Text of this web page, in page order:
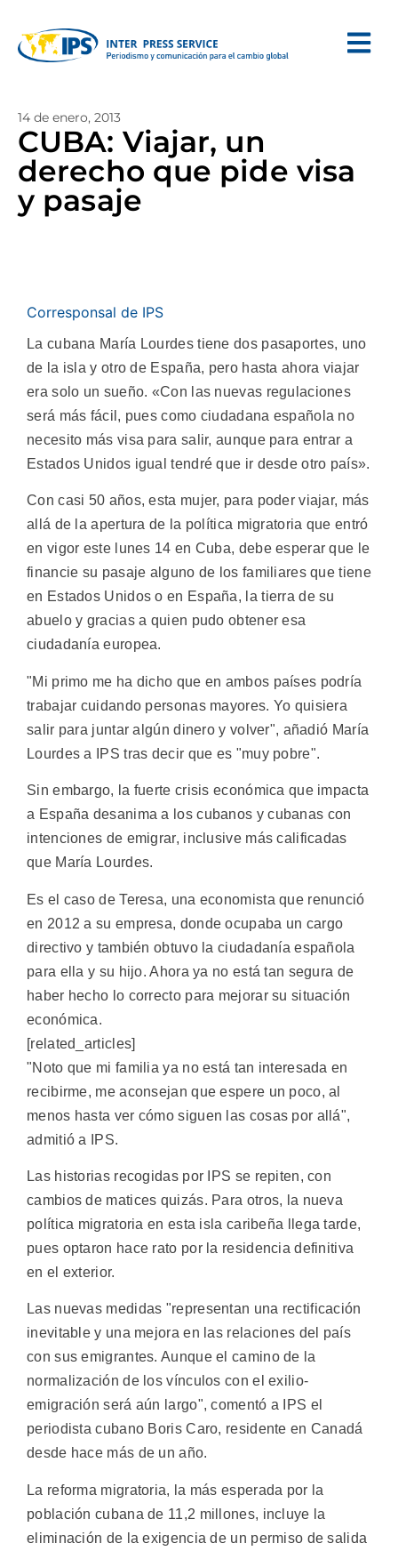
14 de enero, 2013
CUBA: Viajar, un
derecho que pide visa
y pasaje
Corresponsal de IPS
La cubana María Lourdes tiene dos pasaportes, uno
de la isla y otro de España, pero hasta ahora viajar
era solo un sueño. «Con las nuevas regulaciones
será más fácil, pues como ciudadana española no
necesito más visa para salir, aunque para entrar a
Estados Unidos igual tendré que ir desde otro país».
Con casi 50 años, esta mujer, para poder viajar, más
allá de la apertura de la política migratoria que entró
en vigor este lunes 14 en Cuba, debe esperar que le
financie su pasaje alguno de los familiares que tiene
en Estados Unidos o en España, la tierra de su
abuelo y gracias a quien pudo obtener esa
ciudadanía europea.
"Mi primo me ha dicho que en ambos países podría
trabajar cuidando personas mayores. Yo quisiera
salir para juntar algún dinero y volver", añadió María
Lourdes a IPS tras decir que es "muy pobre".
Sin embargo, la fuerte crisis económica que impacta
a España desanima a los cubanos y cubanas con
intenciones de emigrar, inclusive más calificadas
que María Lourdes.
Es el caso de Teresa, una economista que renunció
en 2012 a su empresa, donde ocupaba un cargo
directivo y también obtuvo la ciudadanía española
para ella y su hijo. Ahora ya no está tan segura de
haber hecho lo correcto para mejorar su situación
económica.
[related_articles]
"Noto que mi familia ya no está tan interesada en
recibirme, me aconsejan que espere un poco, al
menos hasta ver cómo siguen las cosas por allá",
admitió a IPS.
Las historias recogidas por IPS se repiten, con
cambios de matices quizás. Para otros, la nueva
política migratoria en esta isla caribeña llega tarde,
pues optaron hace rato por la residencia definitiva
en el exterior.
Las nuevas medidas "representan una rectificación
inevitable y una mejora en las relaciones del país
con sus emigrantes. Aunque el camino de la
normalización de los vínculos con el exilio-
emigración será aún largo", comentó a IPS el
periodista cubano Boris Caro, residente en Canadá
desde hace más de un año.
La reforma migratoria, la más esperada por la
población cubana de 11,2 millones, incluye la
eliminación de la exigencia de un permiso de salida